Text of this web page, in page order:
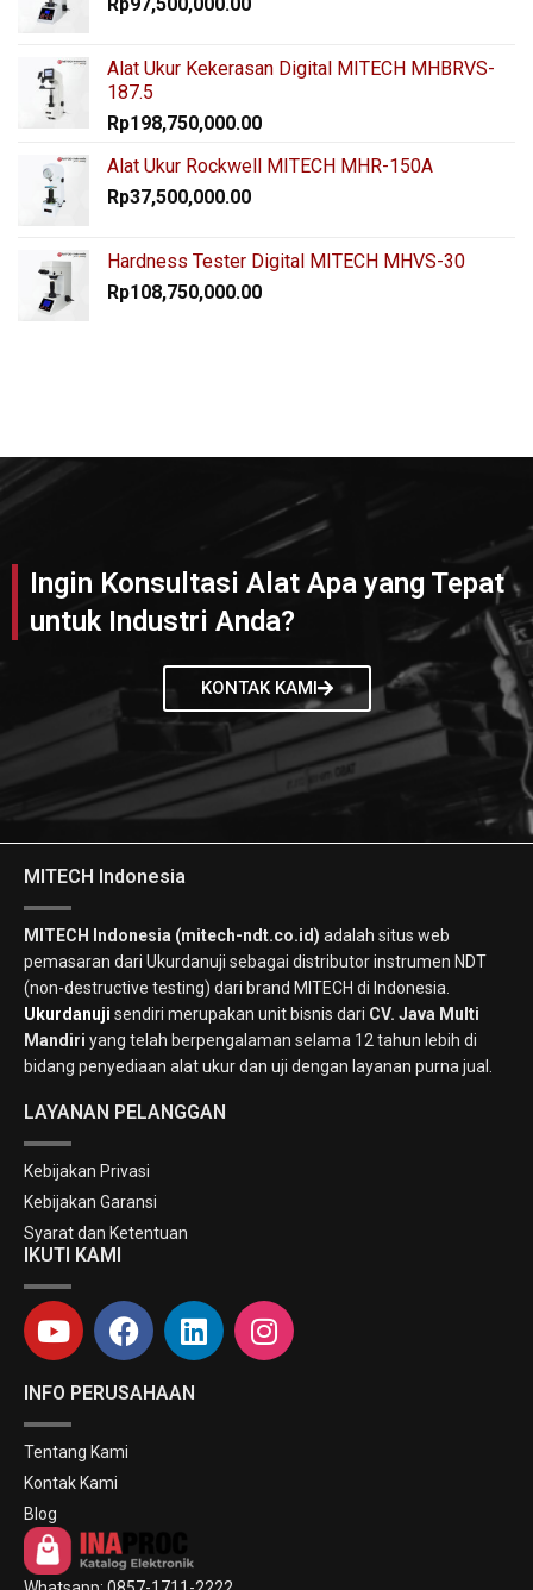
Alat Ukur Kekerasan Digital MITECH MHBRVS-
187.5
Rp198,750,000.00
Alat Ukur Rockwell MITECH MHR-150A
Rp37,500,000.00
Hardness Tester Digital MITECH MHVS-30
Rp108,750,000.00
Ingin Konsultasi Alat Apa yang Tepat
untuk Industri Anda?
KONTAK KAMI
MITECH Indonesia
MITECH Indonesia (mitech-ndt.co.id) adalah situs web
pemasaran dari Ukurdanuji sebagai distributor instrumen NDT
(non-destructive testing) dari brand MITECH di Indonesia.
Ukurdanuji sendiri merupakan unit bisnis dari CV. Java Multi
Mandiri yang telah berpengalaman selama 12 tahun lebih di
bidang penyediaan alat ukur dan uji dengan layanan purna jual.
LAYANAN PELANGGAN
Kebijakan Privasi
Kebijakan Garansi
Syarat dan Ketentuan
IKUTI KAMI
INFO PERUSAHAAN
Tentang Kami
Kontak Kami
Blog